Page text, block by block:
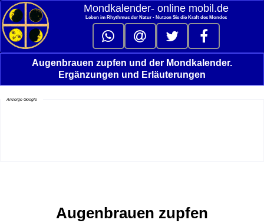
Mondkalender‑ online mobil.de
Leben im Rhythmus der Natur - Nutzen Sie die Kraft des Mondes
Augenbrauen zupfen und der Mondkalender.
Ergänzungen und Erläuterungen
Anzeige Google
Augenbrauen zupfen